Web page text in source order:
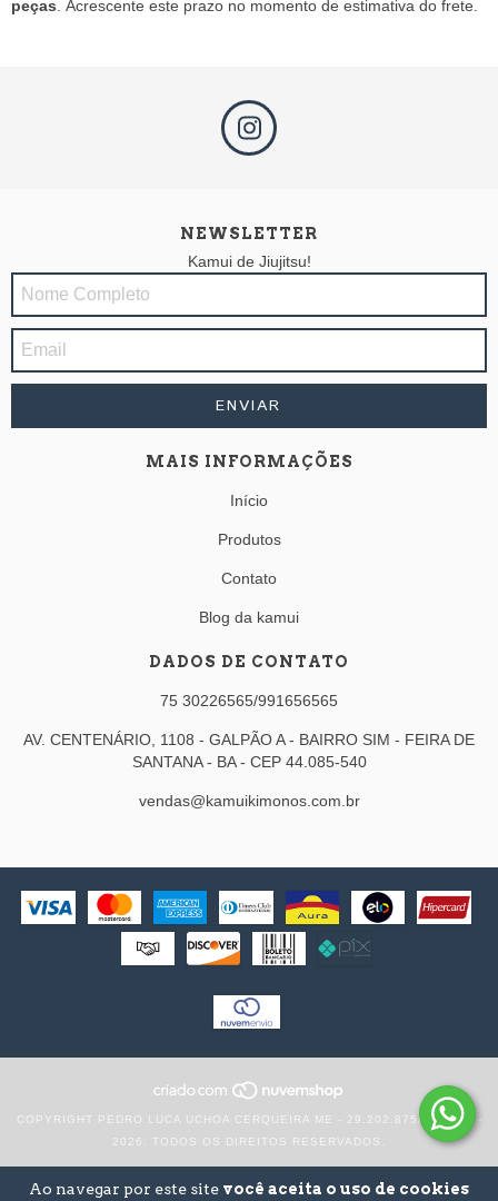
Ao navegar por este site você aceita o uso de cookies
peças . Acrescente este prazo no momento de estimativa do frete.
NEWSLETTER
Kamui de Jiujitsu!
MAIS INFORMAÇÕES
Início
Produtos
Contato
Blog da kamui
DADOS DE CONTATO
75 30226565/991656565
AV. CENTENÁRIO, 1108 - GALPÃO A - BAIRRO SIM - FEIRA DE
SANTANA - BA - CEP 44.085-540
vendas@kamuikimonos.com.br
COPYRIGHT PEDRO LUCA UCHOA CERQUEIRA ME - 29.202.875/0001-58 -
2026. TODOS OS DIREITOS RESERVADOS.